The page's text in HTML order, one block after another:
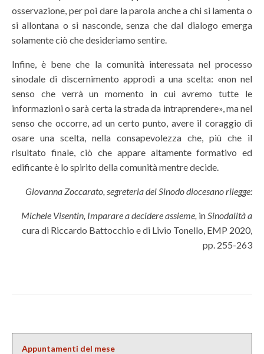
osservazione, per poi dare la parola anche a chi si lamenta o
si allontana o si nasconde, senza che dal dialogo emerga
solamente ciò che desideriamo sentire.
Infine, è bene che la comunità interessata nel processo
sinodale di discernimento approdi a una scelta: «non nel
senso che verrà un momento in cui avremo tutte le
informazioni o sarà certa la strada da intraprendere», ma nel
senso che occorre, ad un certo punto, avere il coraggio di
osare una scelta, nella consapevolezza che, più che il
risultato finale, ciò che appare altamente formativo ed
edificante è lo spirito della comunità mentre decide.
Giovanna Zoccarato, segreteria del Sinodo diocesano rilegge:
Michele Visentin, Imparare a decidere assieme, in Sinodalitàa
cura di Riccardo Battocchio e di Livio Tonello, EMP 2020,
pp. 255-263
Appuntamenti del mese